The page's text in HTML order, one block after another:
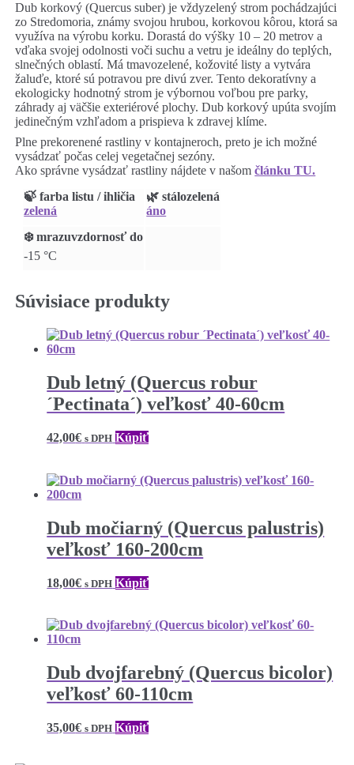
Dub korkový (Quercus suber) je vždyzelený strom pochádzajúci
zo Stredomoria, známy svojou hrubou, korkovou kôrou, ktorá sa
využíva na výrobu korku. Dorastá do výšky 10 – 20 metrov a
vďaka svojej odolnosti voči suchu a vetru je ideálny do teplých,
slnečných oblastí. Má tmavozelené, kožovité listy a vytvára
žaluďe, ktoré sú potravou pre divú zver. Tento dekoratívny a
ekologicky hodnotný strom je výbornou voľbou pre parky,
záhrady aj väčšie exteriérové plochy. Dub korkový upúta svojím
jedinečným vzhľadom a prispieva k zdravej klíme.
Plne prekorenené rastliny v kontajneroch, preto je ich možné
vysádzať počas celej vegetačnej sezóny.
Ako správne vysádzať rastliny nájdete v našomčlánku TU.
🍃 farba listu / ihličia
zelená
🌿 stálozelená
áno
❄️ mrazuvzdornosť do
-15 °C
Súvisiace produkty
Dub letný (Quercus robur
´Pectinata´) veľkosť 40-60cm
42,00€ s DPH Kúpiť
Dub močiarný (Quercus palustris)
veľkosť 160-200cm
18,00€ s DPH Kúpiť
Dub dvojfarebný (Quercus bicolor)
veľkosť 60-110cm
35,00€ s DPH Kúpiť